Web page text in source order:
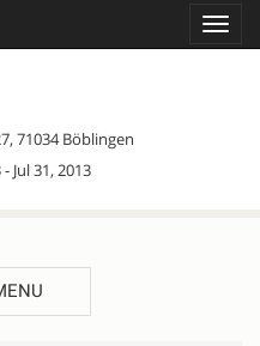
71034 Böblingen
Jul 31, 2013